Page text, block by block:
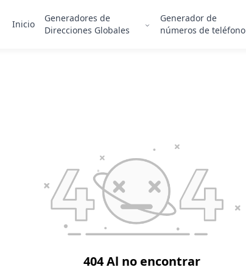
Inicio
Generadores de
Direcciones Globales
Generador de
números de teléfono
404 Al no encontrar